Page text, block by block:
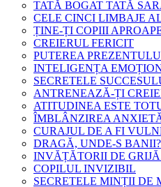
TATĂ BOGAT TATĂ
CELE CINCI LIMBAJE
ȚINE-ȚI COPIII
CREIERUL FERICIT
PUTEREA
INTELIGENȚA
SECRETELE
ANTRENEAZĂ-ȚI
ATITUDINEA ESTE
ÎMBLÂNZIREA
CURAJUL DE A FI
DRAGĂ, UNDE-S BANII?
INVĂȚĂTORII DE
COPILUL INVIZIBIL
SECRETELE MINȚII DE